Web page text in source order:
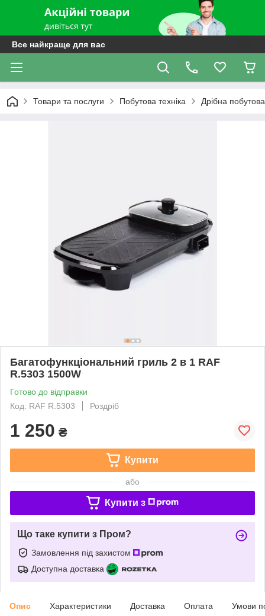
Все найкраще для вас
Товари та послуги Побутова техніка Дрібна
Багатофункціональний гриль 2 в 1 RAF
R.5303 1500W
Готово до відправки
Код: RAF R.5303
Роздріб
1 250 ₴
Купити
або
Купити з
Що таке купити з Пром?
Замовлення під захистом
Доступна доставка
Опис Характеристики Доставка Оплата Умови